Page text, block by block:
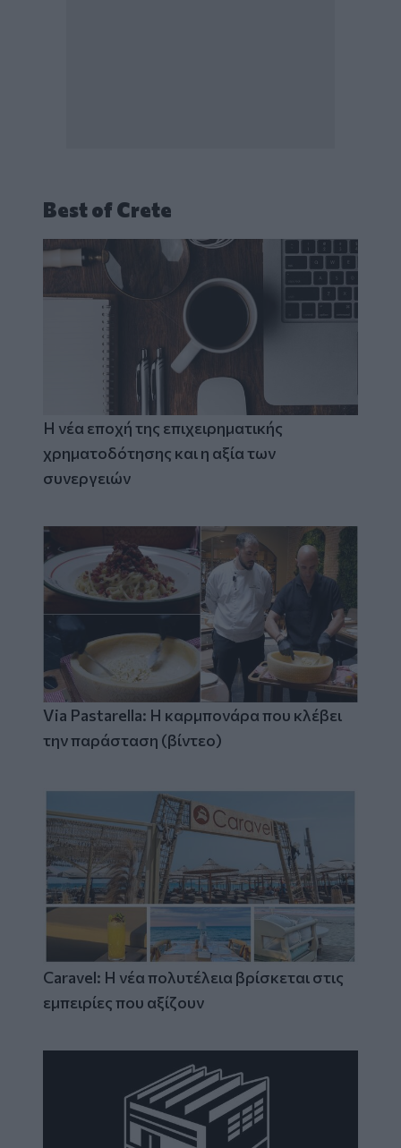
Best of Crete
Η νέα εποχή της επιχειρηματικής
χρηματοδότησης και η αξία των
συνεργειών
Via Pastarella: Η καρμπονάρα που κλέβει
την παράσταση (βίντεο)
Caravel: Η νέα πολυτέλεια βρίσκεται στις
εμπειρίες που αξίζουν